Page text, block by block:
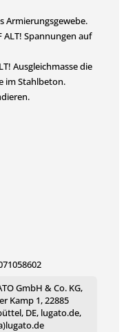
Armierungsgewebe.
ALT! Spannungen auf
Ausgleichmasse die
im Stahlbeton.
GmbH & Co. KG,
Kamp 1, 22885
DE, lugato.de,